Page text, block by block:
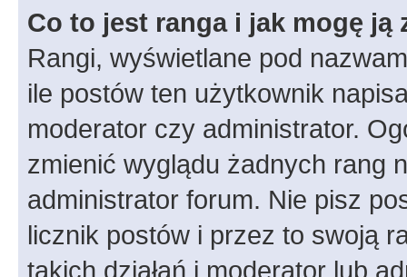
Co to jest ranga i jak mogę ją
Rangi, wyświetlane pod
ile postów ten użytkownik
moderator czy administrator.
zmienić wyglądu żadnych rang
administrator forum. Nie pisz
licznik postów i przez to swoją
takich działań i moderator lub